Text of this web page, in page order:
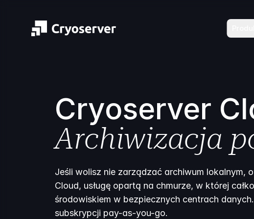
Cryoserver
Archiwizacja
Jeśli wolisz nie zarządzać archiwum lokalnym,
Cloud, usługę opartą na chmurze, w której
środowiskiem w bezpiecznych centrach
subskrypcji pay-as-you-go.